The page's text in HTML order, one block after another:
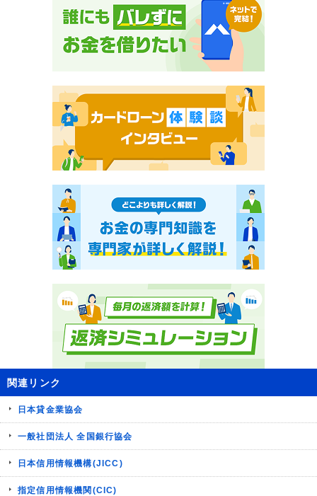
関連リンク
日本貸金業協会
一般社団法人 全国銀行協会
日本信用情報機構(JICC)
指定信用情報機関(CIC)